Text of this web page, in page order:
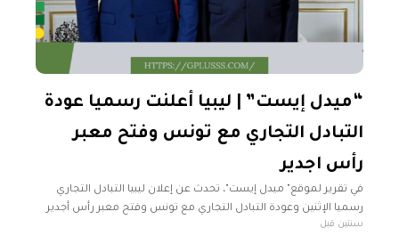
“ميدل إيست” | ليبيا أعلنت رسميا عودة
التبادل التجاري مع تونس وفتح معبر
رأس اجدير
في تقرير لموقع" ميدل إيست"، تحدث عن إعلان ليبيا التبادل التجاري
رسميا الإثنين وعودة التبادل التجاري مع تونس وفتح معبر رأس أجدير
البري الحدودي بين البلدين المغلق منذ 50 يومًا
سنتين قبل